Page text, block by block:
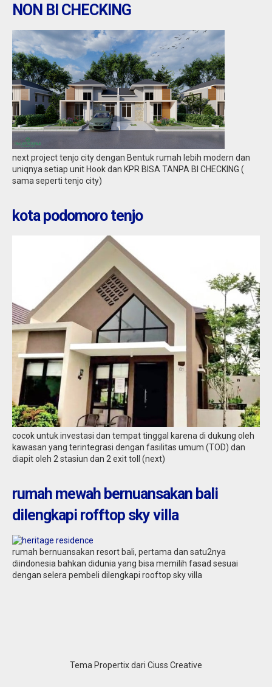
Tangerang : Rumah dijual di sepatan city
Jual 450.000.000
NON BI CHECKING
next project tenjo city dengan Bentuk rumah lebih modern dan
uniqnya setiap unit Hook dan KPR BISA TANPA BI CHECKING (
sama seperti tenjo city)
kota podomoro tenjo
cocok untuk investasi dan tempat tinggal karena di dukung oleh
kawasan yang terintegrasi dengan fasilitas umum (TOD) dan
diapit oleh 2 stasiun dan 2 exit toll (next)
rumah mewah bernuansakan bali
dilengkapi rofftop sky villa
rumah bernuansakan resort bali, pertama dan satu2nya
diindonesia bahkan didunia yang bisa memilih fasad sesuai
dengan selera pembeli dilengkapi rooftop sky villa
Tema Propertix dari Ciuss Creative